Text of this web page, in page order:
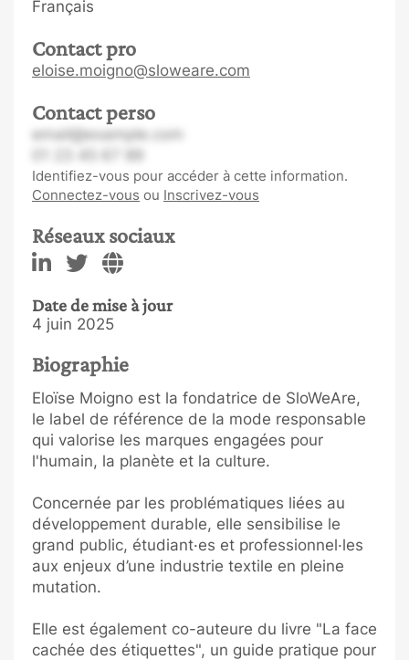
Français
Contact pro
eloise.moigno@sloweare.com
Contact perso
email@example.com
Identifiez-vous pour accéder à cette information.
Connectez-vous ou Inscrivez-vous
Réseaux sociaux
Date de mise à jour
4 juin 2025
Biographie
Eloïse Moigno est la fondatrice de SloWeAre,
le label de référence de la mode responsable
qui valorise les marques engagées pour
l'humain, la planète et la culture.
Concernée par les problématiques liées au
développement durable, elle sensibilise le
grand public, étudiant·es et professionnel·les
aux enjeux d’une industrie textile en pleine
mutation.
Elle est également co-auteure du livre "La face
cachée des étiquettes", un guide pratique pour